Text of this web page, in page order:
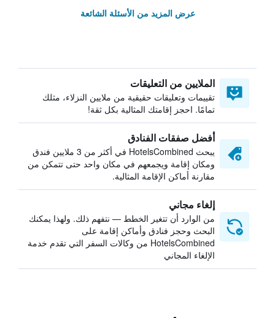
عرض المزيد من الأسئلة الشائعة
الملايين من التعليقات
تقييمات وتعليقات حقيقية من ملايين النزلاء، مثلك
تمامًا. احجز إقامتك المثالية بكل ثقة!
أفضل صفقات الفنادق
يبحث HotelsCombined في أكثر من 3 ملايين فندق
ومكان إقامة ويجمعهم في مكان واحد حتى تتمكن من
مقارنة أماكن الإقامة المثالية.
إلغاء مجاني
من الوارد أن تتغير الخطط — نتفهم ذلك. ولهذا يمكنك
البحث وحجز فنادق وأماكن إقامة على
HotelsCombined من وكالات السفر التي تقدم خدمة
الإلغاء المجاني